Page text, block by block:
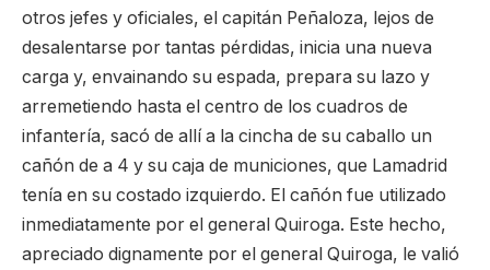
otros jefes y oficiales, el capitán Peñaloza, lejos de
desalentarse por tantas pérdidas, inicia una nueva
carga y, envainando su espada, prepara su lazo y
arremetiendo hasta el centro de los cuadros de
infantería, sacó de allí a la cincha de su caballo un
cañón de a 4 y su caja de municiones, que Lamadrid
tenía en su costado izquierdo. El cañón fue utilizado
inmediatamente por el general Quiroga. Este hecho,
apreciado dignamente por el general Quiroga, le valió